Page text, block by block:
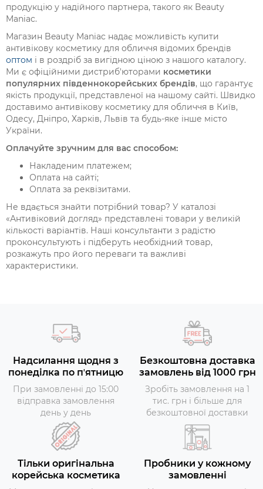
продукцію у надійного партнера, такого як Beauty
Maniac.
Магазин Beauty Maniac надає можливість купити
антивікову косметику для обличчя відомих брендів
оптом і в роздріб за вигідною ціною з нашого каталогу.
Ми є офіційними дистриб'юторами косметики
популярних південнокорейських брендів, що гарантує
якість продукції, представленої на нашому сайті. Швидко
доставимо антивікову косметику для обличчя в Київ,
Одесу, Дніпро, Харків, Львів та будь-яке інше місто
України.
Оплачуйте зручним для вас способом:
Накладеним платежем;
Оплата на сайті;
Оплата за реквізитами.
Не вдається знайти потрібний товар? У каталозі
«Антивіковий догляд» представлені товари у великій
кількості варіантів. Наші консультанти з радістю
проконсультують і підберуть необхідний товар,
розкажуть про його переваги та важливі
характеристики.
Надсилання щодня з
понеділка по пʼятницю
При замовленні до 15:00
відправка замовлення
день у день
Безкоштовна доставка
замовлень від 1000 грн
Зробіть замовлення на 1
тис. грн і більше для
безкоштовної доставки
Тільки оригінальна
корейська косметика
Пробники у кожному
замовленні